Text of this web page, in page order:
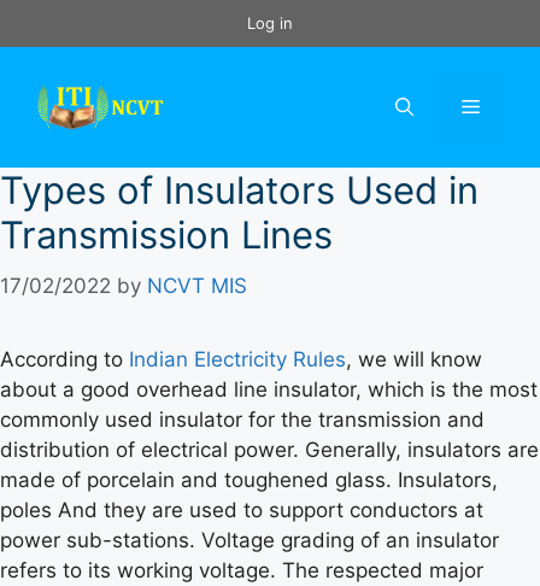
to
Log in
Menu
Types of Insulators Used in
Transmission Lines
17/02/2022 by NCVT MIS
According to Indian Electricity Rules, we will know
about a good overhead line insulator, which is the most
commonly used insulator for the transmission and
distribution of electrical power. Generally, insulators are
made of porcelain and toughened glass. Insulators,
poles And they are used to support conductors at
power sub-stations. Voltage grading of an insulator
refers to its working voltage. The respected major